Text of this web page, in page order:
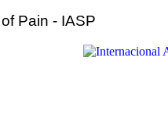
Pain - IASP